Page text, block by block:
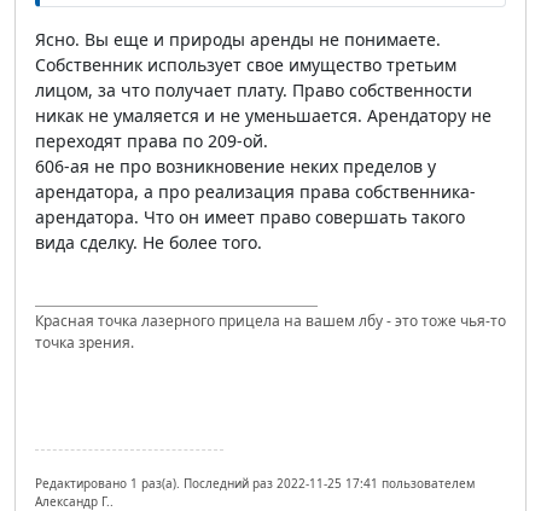
Ясно. Вы еще и природы аренды не понимаете.
Собственник использует свое имущество третьим
лицом, за что получает плату. Право собственности
никак не умаляется и не уменьшается. Арендатору не
переходят права по 209-ой.
606-ая не про возникновение неких пределов у
арендатора, а про реализация права собственника-
арендатора. Что он имеет право совершать такого
вида сделку. Не более того.
Красная точка лазерного прицела на вашем лбу - это тоже чья-то
точка зрения.
Редактировано 1 раз(а). Последний раз 2022-11-25 17:41 пользователем
Александр Г..